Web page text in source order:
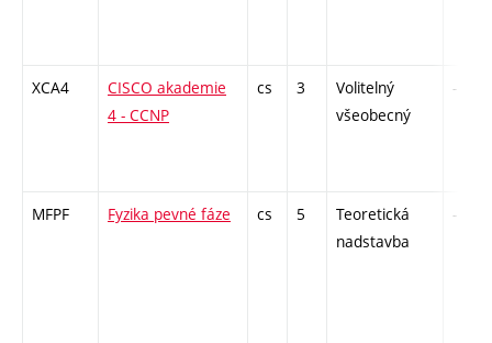
XCA4
CISCO akademie
4 - CCNP
cs 3
Volitelný
všeobecný
-
MFPF Fyzika pevné fáze cs 5
Teoretická
nadstavba
-